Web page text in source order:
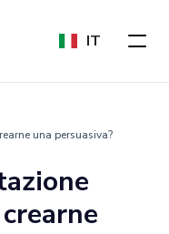
IT
una persuasiva?